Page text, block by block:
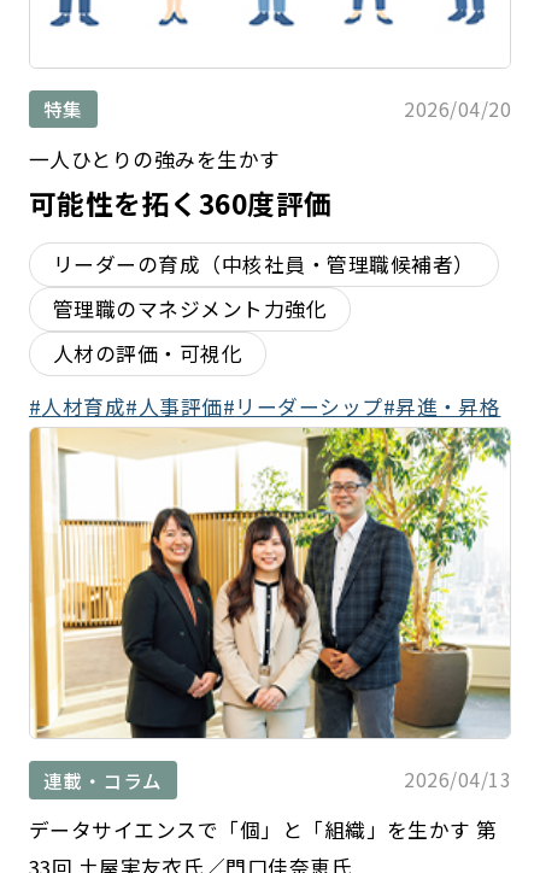
特集 2026/04/20
可能性を拓く360度評価
一人ひとりの強みを生かす
リーダーの育成（中核社員・管理職候補者）
管理職のマネジメント力強化
人材の評価・可視化
人材育成 人事評価 リーダーシップ 昇進・昇格
連載・コラム 2026/04/13
データサイエンスで「個」と「組織」を生かす 第